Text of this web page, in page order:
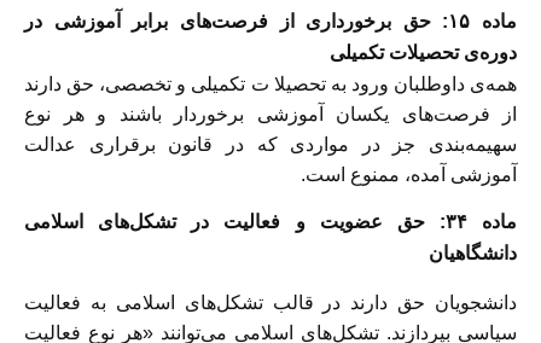
ماده ١۵: حق برخورداری از فرصت‌های برابر آموزشی در
دوره‌ی تحصیلات تکمیلی
‎همه‌ی داوطلبان ورود به تحصیلا ت تكميلى و تخصصى، حق دارند
از فرصت‌های یکسان آموزشی برخوردار باشند و هر نوع
سهیمه‌بندی جز در مواردی که در قانون برقراری عدالت
ماده ٣۴: حق عضویت و فعالیت در تشکل‌های اسلامی
دانشگاهیان
‎دانشجویان حق دارند در قالب تشکل‌های اسلامی به فعالیت
سیاسی بپردازند. تشکل‌های اسلامی می‌توانند «هر نوع فعالیت